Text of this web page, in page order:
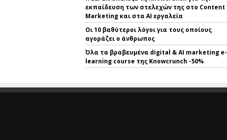
εκπαίδευση των στελεχών της στο Content
Marketing και στα AI εργαλεία
Οι 10 βαθύτεροι λόγοι για τους οποίους
αγοράζει ο άνθρωπος
Όλα τα βραβευμένα digital & AI marketing e-
learning course της Knowcrunch -50%